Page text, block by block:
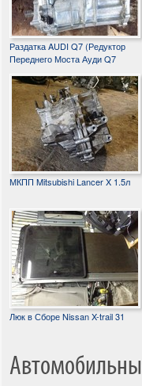
Раздатка AUDI Q7 (Редуктор
Переднего Моста Ауди Q7
МКПП Mitsubishi Lancer X 1.5л
Люк в Сборе Nissan X-trail 31